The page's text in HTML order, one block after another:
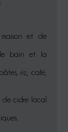
et de
bain et la
riz, café,
cidre local